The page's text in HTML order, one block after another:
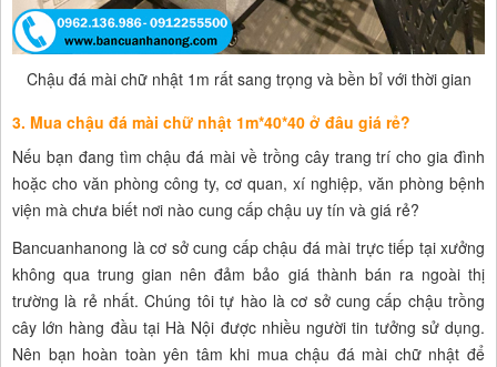
Chậu đá mài chữ nhật 1m rất sang trọng và bền bỉ với thời gian
3. Mua chậu đá mài chữ nhật 1m*40*40 ở đâu giá rẻ?
Nếu bạn đang tìm chậu đá mài về trồng cây trang trí cho gia đình
hoặc cho văn phòng công ty, cơ quan, xí nghiệp, văn phòng bệnh
viện mà chưa biết nơi nào cung cấp chậu uy tín và giá rẻ?
Bancuanhanong là cơ sở cung cấp chậu đá mài trực tiếp tại xưởng
không qua trung gian nên đảm bảo giá thành bán ra ngoài thị
trường là rẻ nhất. Chúng tôi tự hào là cơ sở cung cấp chậu trồng
cây lớn hàng đầu tại Hà Nội được nhiều người tin tưởng sử dụng.
Nên bạn hoàn toàn yên tâm khi mua chậu đá mài chữ nhật để